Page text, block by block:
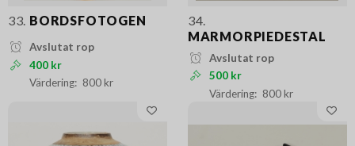
33. BORDSFOTOGEN
Avslutat rop
400 kr
800 kr
34.
MARMORPIEDESTAL
Avslutat rop
500 kr
800 kr